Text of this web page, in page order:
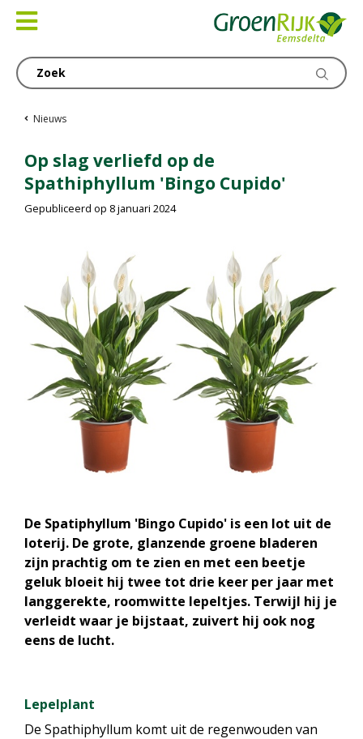
naar
Nieuws
Op slag verliefd op de
Spathiphyllum 'Bingo Cupido'
Gepubliceerd op 8 januari 2024
De Spatiphyllum 'Bingo Cupido' is een lot uit de
loterij. De grote, glanzende groene bladeren
zijn prachtig om te zien en met een beetje
geluk bloeit hij twee tot drie keer per jaar met
langgerekte, roomwitte lepeltjes. Terwijl hij je
verleidt waar je bijstaat, zuivert hij ook nog
eens de lucht.
Lepelplant
De Spathiphyllum komt uit de regenwouden van